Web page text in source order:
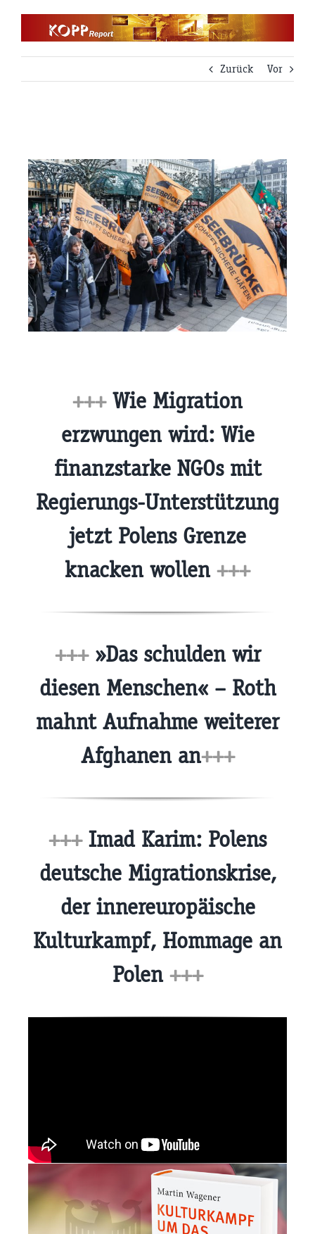
Zurück
Vor
+++Wie Migration
erzwungen wird: Wie
finanzstarke NGOs mit
Regierungs-Unterstützung
jetzt Polens Grenze
knacken wollen +++
+++»Das schulden wir
diesen Menschen« – Roth
mahnt Aufnahme weiterer
Afghanen an+++
+++Imad Karim: Polens
deutsche Migrationskrise,
der innereuropäische
Kulturkampf, Hommage an
Polen +++